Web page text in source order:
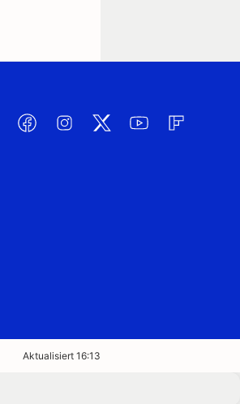
Aktualisiert 16:13